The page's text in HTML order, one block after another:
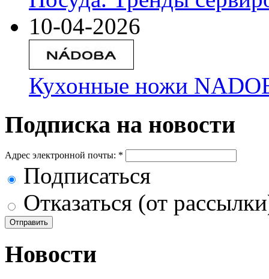
10-04-2026
Кухонные ножи
Подписка на новости
Адрес электронной почты: *
Подписаться
Отказаться (от
Новости